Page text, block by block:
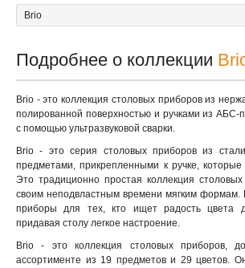
Подробнее о коллекции
Brio - это коллекция столовых приборов из
полированной поверхностью и ручками из АБС-
с помощью ультразвуковой сварки.
Brio - это серия столовых приборов из
предметами, прикрепленными к ручке, которые
Это традиционно простая коллекция
своим неподвластным времени мягким формам.
приборы для тех, кто ищет радость цвета
придавая столу легкое настроение.
Brio - это коллекция столовых приборов,
ассортименте из 19 предметов и 29 цветов.